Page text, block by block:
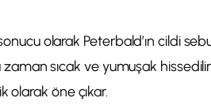
olarak Peterbald’ın cildi
zaman sıcak ve yumuşak
olarak öne çıkar.